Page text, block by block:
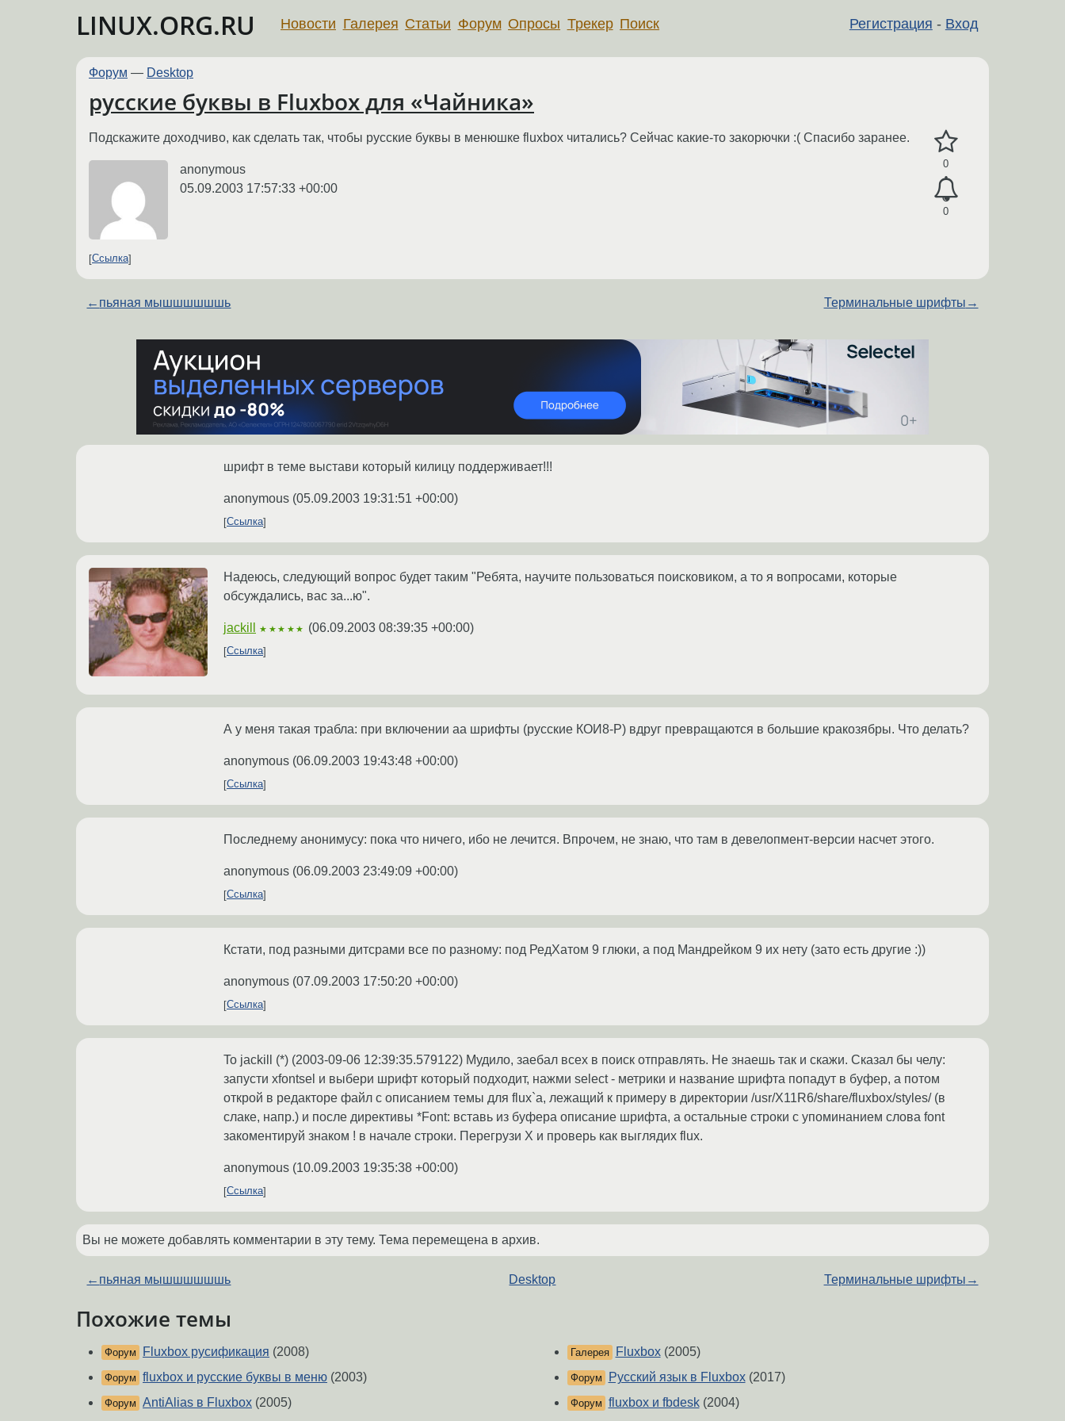
LINUX.ORG.RU Регистрация - Вход
Новости Галерея Статьи Форум Опросы Трекер Поиск
Форум — Desktop
русские буквы в Fluxbox для «Чайника»
0
0
Подскажите доходчиво, как сделать так, чтобы русские буквы в менюшке fluxbox читались? Сейчас какие-то закорючки :( Спасибо заранее.
anonymous
05.09.2003 17:57:33 +00:00
Ссылка
← пьяная мышшшшшшь Терминальные шрифты →
шрифт в теме выстави который килицу поддерживает!!!
anonymous (05.09.2003 19:31:51 +00:00)
Ссылка
Надеюсь, следующий вопрос будет таким "Ребята, научите пользоваться поисковиком, а то я вопросами, которые
обсуждались, вас за...ю".
jackill ★★★★★ (06.09.2003 08:39:35 +00:00)
Ссылка
А у меня такая трабла: при включении aa шрифты (русские КОИ8-Р) вдруг превращаются в большие кракозябры. Что делать?
anonymous (06.09.2003 19:43:48 +00:00)
Ссылка
Последнему анонимусу: пока что ничего, ибо не лечится. Впрочем, не знаю, что там в девелопмент-версии насчет этого.
anonymous (06.09.2003 23:49:09 +00:00)
Ссылка
Кстати, под разными дитсрами все по разному: под РедХатом 9 глюки, а под Мандрейком 9 их нету (зато есть другие :))
anonymous (07.09.2003 17:50:20 +00:00)
Ссылка
To jackill (*) (2003-09-06 12:39:35.579122) Мудило, заебал всех в поиск отправлять. Не знаешь так и скажи. Сказал бы челу:
запусти xfontsel и выбери шрифт который подходит, нажми select - метрики и название шрифта попадут в буфер, а потом
открой в редакторе файл с описанием темы для flux`a, лежащий к примеру в директории /usr/X11R6/share/fluxbox/styles/ (в
слаке, напр.) и после директивы *Font: вставь из буфера описание шрифта, а остальные строки с упоминанием слова font
закоментируй знаком ! в начале строки. Перегрузи X и проверь как выглядих flux.
anonymous (10.09.2003 19:35:38 +00:00)
Ссылка
Вы не можете добавлять комментарии в эту тему. Тема перемещена в архив.
← пьяная мышшшшшшь Desktop Терминальные шрифты →
Похожие темы
Форум Fluxbox русификация (2008)
Форум fluxbox и русские буквы в меню (2003)
Форум AntiAlias в Fluxbox (2005)
Галерея Fluxbox(2005)
Форум Русский язык в Fluxbox(2017)
Форум fluxbox и fbdesk(2004)